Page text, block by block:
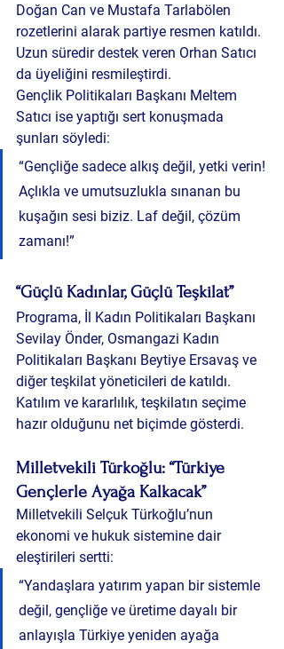
Doğan Can ve Mustafa Tarlabölen
rozetlerini alarak partiye resmen katıldı.
Uzun süredir destek veren Orhan Satıcı
da üyeliğini resmileştirdi.
Gençlik Politikaları Başkanı Meltem
Satıcı ise yaptığı sert konuşmada
şunları söyledi:
“Gençliğe sadece alkış değil, yetki verin!
Açlıkla ve umutsuzlukla sınanan bu
kuşağın sesi biziz. Laf değil, çözüm
zamanı!”
“Güçlü Kadınlar, Güçlü Teşkilat”
Programa, İl Kadın Politikaları Başkanı
Sevilay Önder, Osmangazi Kadın
Politikaları Başkanı Beytiye Ersavaş ve
diğer teşkilat yöneticileri de katıldı.
Katılım ve kararlılık, teşkilatın seçime
hazır olduğunu net biçimde gösterdi.
Milletvekili Türkoğlu: “Türkiye
Gençlerle Ayağa Kalkacak”
Milletvekili Selçuk Türkoğlu’nun
ekonomi ve hukuk sistemine dair
eleştirileri sertti:
“Yandaşlara yatırım yapan bir sistemle
değil, gençliğe ve üretime dayalı bir
anlayışla Türkiye yeniden ayağa